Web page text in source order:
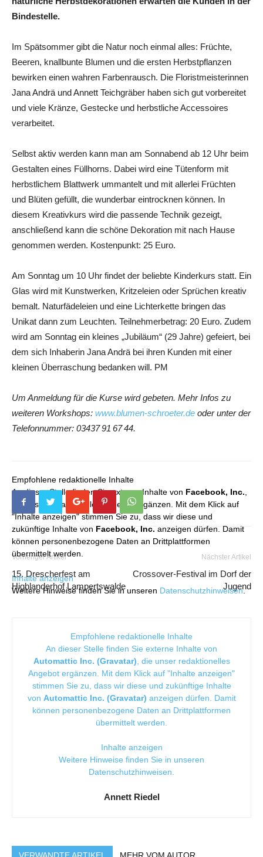
Bindestelle.
Im Spätsommer gibt die Natur noch einmal alles: Früchte,
Beeren, knallbunte Blumen und die ersten Herbstpflanzen
bewirken einen wahren Farbenrausch. Die Floristmeisterinnen
Jana Andrä und Annett Teichgräber haben sich gut vorbereitet
und viele Kränze, Gestecke und herbstliche Accessoires
verarbeitet.
Selbst aktiv werden kann man am Sonnabend ab 12 Uhr beim
Gestalten eines Füllhorns. Dabei wird eine Tütenform mit
herbstlichem Blattwerk ummantelt und mit allerlei Früchten
und Blüten gefüllt, die wunderbar eintrocknen können. In
diesem Kreativkurs wird die passende Technik gezeigt,
anschließend kann die schöne Dekoration mit nach Hause
genommen werden. Kostenpunkt: 25 Euro.
Am Sonntag um 10 Uhr findet der beliebte Kinderkurs statt. Ein
Glas wird mit Kunstwerken, Kritzeleien oder Sprüchen kreativ
bemalt. Naturfädeleien und eine Lichterkette bringen das
Unikat dann zum Leuchten. Teilnehmerbetrag: 20 Euro. Zudem
wird am Sonntag ein kleines „Jubiläum“ (29 Jahre) gefeiert, bei
dem sich Inhaberin Jana Andrä bei ihren Kunden mit einer
kleinen Überraschung bedanken will. PM
Um Anmeldung für die Kurse wird gebeten. Mehr Infos zu
weiteren Workshops: www.blumen-schroeter.de oder unter der
Telefonnummer: 03437 91 67 44.
Empfohlene redaktionelle Inhalte
An dieser Stelle finden Sie externe Inhalte von Facebook, Inc.
die unser redaktionelles Angebot ergänzen. Mit dem Klick auf
"Inhalte anzeigen" stimmen Sie zu, dass wir diese und
zukünftige Inhalte von Facebook, Inc. anzeigen dürfen. Damit
können personenbezogene Daten an Drittplattformen
übermittelt werden.
Inhalte anzeigen
Weitere Hinweise finden Sie in unseren Datenschutzhinweisen.
Vorheriger Artikel
15. Drescherfest am
Highlanderhof Lampertswalde
Nächster Artikel
Crossover-Festival im Dorf der
Jugend
Empfohlene redaktionelle Inhalte
An dieser Stelle finden Sie externe Inhalte von
Automattic Inc. (Gravatar) , die unser redaktionelles
Angebot ergänzen. Mit dem Klick auf "Inhalte anzeigen"
stimmen Sie zu, dass wir diese und zukünftige Inhalte
von Automattic Inc. (Gravatar) anzeigen dürfen. Damit
können personenbezogene Daten an Drittplattformen
übermittelt werden.
Inhalte anzeigen
Weitere Hinweise finden Sie in unseren
Datenschutzhinweisen
Annett Riedel